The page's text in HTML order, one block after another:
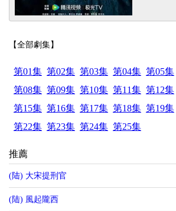
【全部劇集】
第01集 第02集 第03集 第04集 第05集
第08集 第09集 第10集 第11集 第12集
第15集 第16集 第17集 第18集 第19集
第22集 第23集 第24集 第25集
推薦
(陆) 大宋提刑官
(陆) 風起隴西